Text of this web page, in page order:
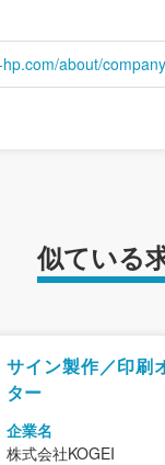
about/
似ている
サイン製作／印刷
ター
企業名
株式会社KOGEI